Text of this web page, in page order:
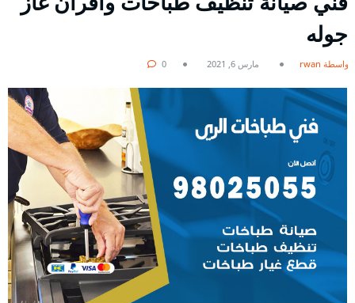
جوله
بواسطة rwan مارس 6, 2021 0